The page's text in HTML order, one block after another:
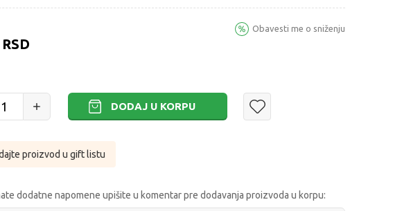
RSD
Obavesti me o sniženju
DODAJ U KORPU
proizvod u gift listu
dodatne napomene upišite u komentar pre dodavanja proizvoda u korpu: